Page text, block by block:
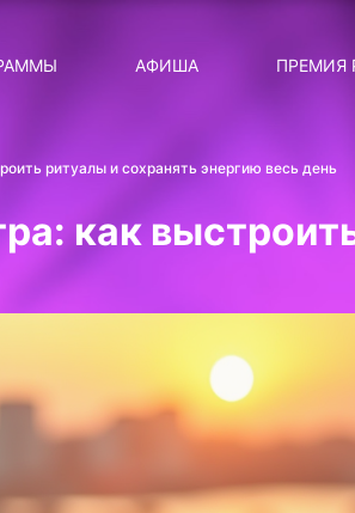
В СЕТИ
ДО ЗВЁЗД
АФИША ПРЕМИЯ
ритуалы и сохранять энергию весь день
как